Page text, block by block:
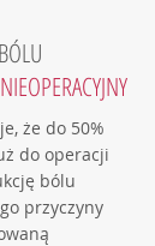
że do 50%
do operacji
bólu
przyczyny